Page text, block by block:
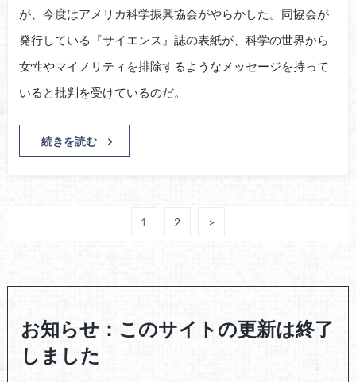
が、今度はアメリカ科学振興協会がやらかした。同協会が
発行している『サイエンス』誌の表紙が、科学の世界から
女性やマイノリティを排除するようなメッセージを持って
いると批判を受けているのだ。
続きを読む
1 2 >
お知らせ：このサイトの更新は終了
しました